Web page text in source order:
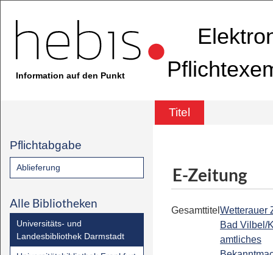
Information auf den Punkt
Titel
Pflichtabgabe
Ablieferung
Alle Bibliotheken
Universitäts- und
Landesbibliothek Darmstadt
E-Zeitung
Gesamttitel Wetterauer
Bad Vilbel/
amtliches